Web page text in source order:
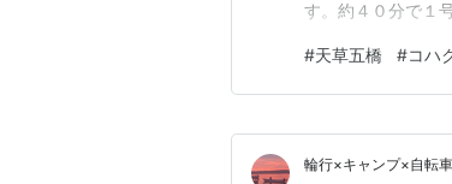
す。約４０分で１
チ形の綺麗な橋で
す、この橋は天草
#天草五橋 #コハ
輪行×キャンプ×自転